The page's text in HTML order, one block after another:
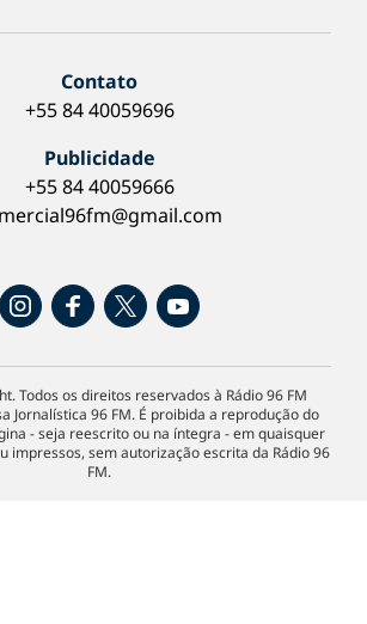
Contato
+55 84 40059696
Publicidade
+55 84 40059666
Todos os direitos reservados à Rádio 96 FM
Jornalística 96 FM. É proibida a reprodução do
- seja reescrito ou na íntegra - em quaisquer
impressos, sem autorização escrita da Rádio 96
FM.